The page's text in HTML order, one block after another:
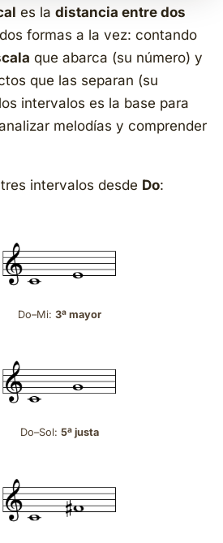
es la distancia entre dos
formas a la vez: contando
que abarca (su número) y
que las separan (su
intervalos es la base para
melodías y comprender
intervalos desde Do:
Do–Mi: 3ª mayor
Do–Sol: 5ª justa